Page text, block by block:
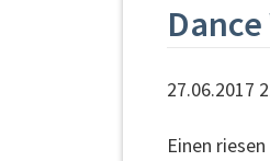
27.06.2017
Einen